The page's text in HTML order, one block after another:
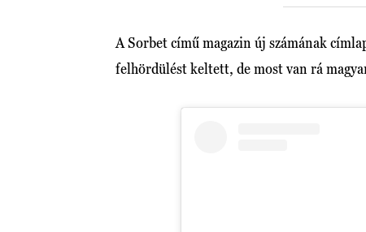
A Sorbet című magazin új számának
felhördülést keltett, de most van rá